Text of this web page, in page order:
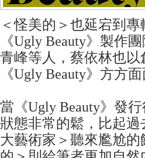
＜怪美的＞也延宕到
《Ugly Beauty》製作
青峰等人，蔡依林也
《Ugly Beauty》方方
當《Ugly Beauty》發
狀態非常的鬆，比起
大藝術家＞聽來尷尬